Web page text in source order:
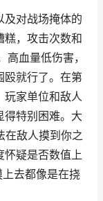
及对战场掩体的
糕，攻击次数和
血量低伤害，
殴就行了。在第
玩家单位和敌人
得特别困难。大
在敌人摸到你之
怀疑是否数值上
去都像是在挠